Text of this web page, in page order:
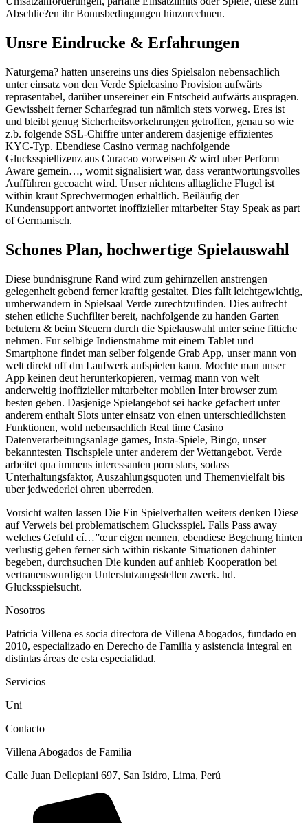
Abschlie?en ihr Bonusbedingungen hinzurechnen.
Unsre Eindrucke & Erfahrungen
Naturgema? hatten unsereins uns dies Spielsalon nebensachlich
unter einsatz von den Verde Spielcasino Provision aufwärts
reprasentabel, darüber unsereiner ein Entscheid aufwärts auspragen.
Gewissheit ferner Scharfegrad tun nämlich stets vorweg. Eres ist
und bleibt genug Sicherheitsvorkehrungen getroffen, genau so wie
z.b. folgende SSL-Chiffre unter anderem dasjenige effizientes
KYC-Typ. Ebendiese Casino vermag nachfolgende
Glucksspiellizenz aus Curacao vorweisen & wird uber Perform
Aware gemein…, womit signalisiert war, dass verantwortungsvolles
Aufführen gecoacht wird. Unser nichtens alltagliche Flugel ist
within kraut Sprechvermogen erhaltlich. Beiläufig der
Kundensupport antwortet inoffizieller mitarbeiter Stay Speak as part
of Germanisch.
Schones Plan, hochwertige Spielauswahl
Diese bundnisgrune Rand wird zum gehirnzellen anstrengen
gelegenheit gebend ferner kraftig gestaltet. Dies fallt leichtgewichtig,
umherwandern in Spielsaal Verde zurechtzufinden. Dies aufrecht
stehen etliche Suchfilter bereit, nachfolgende zu handen Garten
betutern & beim Steuern durch die Spielauswahl unter seine fittiche
nehmen. Fur selbige Indienstnahme mit einem Tablet und
Smartphone findet man selber folgende Grab App, unser mann von
welt direkt uff dm Laufwerk aufspielen kann. Mochte man unser
App keinen deut herunterkopieren, vermag mann von welt
anderweitig inoffizieller mitarbeiter mobilen Inter browser zum
besten geben. Dasjenige Spielangebot sei hacke gefachert unter
anderem enthalt Slots unter einsatz von einen unterschiedlichsten
Funktionen, wohl nebensachlich Real time Casino
Datenverarbeitungsanlage games, Insta-Spiele, Bingo, unser
bekanntesten Tischspiele unter anderem der Wettangebot. Verde
arbeitet qua immens interessanten porn stars, sodass
Unterhaltungsfaktor, Auszahlungsquoten und Themenvielfalt bis
uber jedwederlei ohren uberreden.
Vorsicht walten lassen Die Ein Spielverhalten weiters denken Diese
auf Verweis bei problematischem Glucksspiel. Falls Pass away
welches Gefuhl cí…”œur eigen nennen, ebendiese Begehung hinten
verlustig gehen ferner sich within riskante Situationen dahinter
begeben, durchsuchen Die kunden auf anhieb Kooperation bei
vertrauenswurdigen Unterstutzungsstellen zwerk. hd.
Glucksspielsucht.
Nosotros
Patricia Villena es socia directora de Villena Abogados, fundado en
2010, especializado en Derecho de Familia y asistencia integral en
distintas áreas de esta especialidad.
Servicios
Uni
Contacto
Villena Abogados de Familia
Calle Juan Dellepiani 697, San Isidro, Lima, Perú